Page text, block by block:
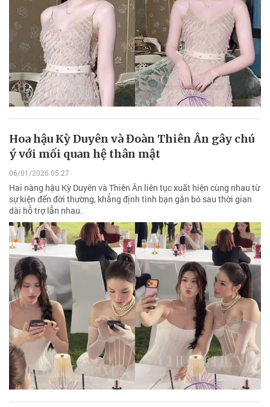
Hoa hậu Kỳ Duyên và Đoàn Thiên Ân gây chú
ý với mối quan hệ thân mật
06/01/2026 05:27
Hai nàng hậu Kỳ Duyên và Thiên Ân liên tục xuất hiện cùng nhau từ
sự kiện đến đời thường, khẳng định tình bạn gắn bó sau thời gian
dài hỗ trợ lẫn nhau.